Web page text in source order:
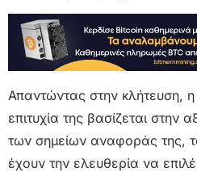
Απαντώντας στην κλήτευση, η
επιτυχία της βασίζεται στην
των σημείων αναφοράς της,
έχουν την ελευθερία να